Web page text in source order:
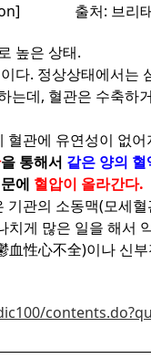
출처: 브리태
높은 상태.
다. 정상상태에서는
는데, 혈관은 수축하
혈관에 유연성이 없
을 통해서 같은 양의 혈
에 혈압이 올라간다.
기관의 소동맥(모세
치게 많은 일을 해서
性心不全)이나 신